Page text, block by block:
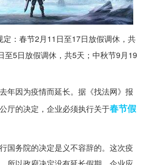
定：春节2月11日至17日放假调休，共
至5日放假调休，共5天；中秋节9月19
年因为疫情而延长。据《找法网》报
厅的决定，企业必须执行关于春节假
国务院的决定是义不容辞的。这次疫